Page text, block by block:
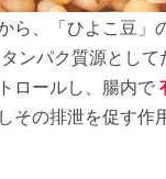
ら、「ひよこ豆」
ンパク質源として
ロールし、腸内で
しその排泄を促す作